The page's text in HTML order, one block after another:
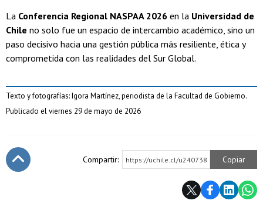
La Conferencia Regional NASPAA 2026 en la Universidad de
Chile no solo fue un espacio de intercambio académico, sino un
paso decisivo hacia una gestión pública más resiliente, ética y
comprometida con las realidades del Sur Global.
Texto y fotografías: Igora Martínez, periodista de la Facultad de Gobierno.
Publicado el viernes 29 de mayo de 2026
Compartir: https://uchile.cl/u240738 Copiar